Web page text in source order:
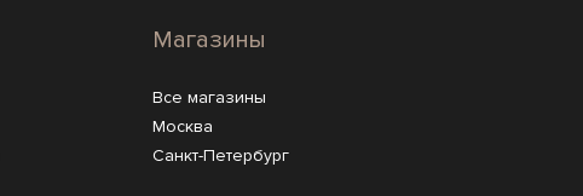
Магазины
Все магазины
Москва
Санкт-Петербург